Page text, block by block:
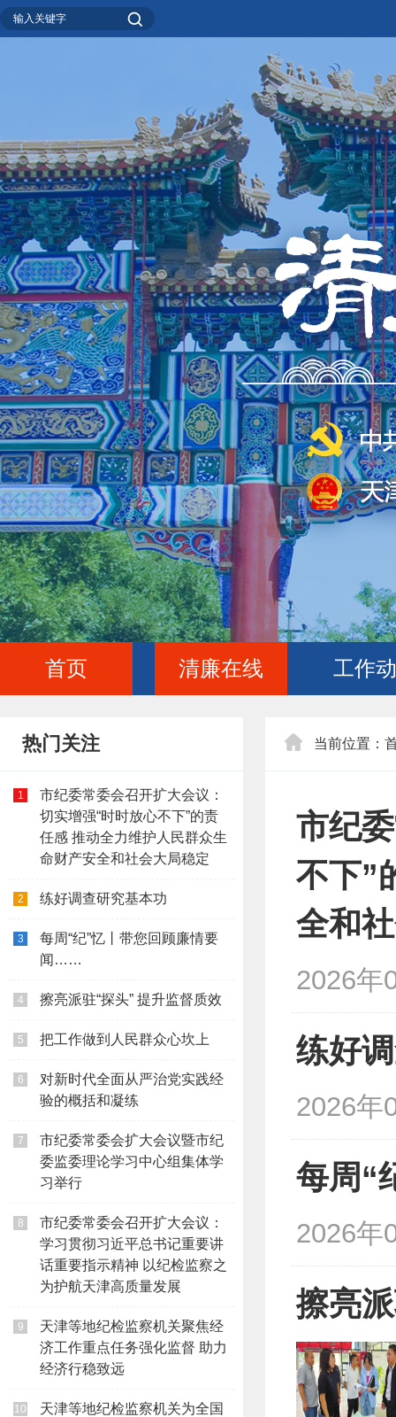
首页 清廉在线 工作
热门关注
1
市纪委常委会召开扩大会议：
切实增强“时时放心不下”的责
任感 推动全力维护人民群众生
命财产安全和社会大局稳定
2 练好调查研究基本功
3
每周“纪”忆丨带您回顾廉情要
闻……
4 擦亮派驻“探头” 提升监督质效
5 把工作做到人民群众心坎上
6
对新时代全面从严治党实践经
验的概括和凝练
7
市纪委常委会扩大会议暨市纪
委监委理论学习中心组集体学
习举行
8
市纪委常委会召开扩大会议：
学习贯彻习近平总书记重要讲
话重要指示精神 以纪检监察之
为护航天津高质量发展
9
天津等地纪检监察机关聚焦经
济工作重点任务强化监督 助力
经济行稳致远
10
天津等地纪检监察机关为全国
当前位置：
市纪
不下”
全和
2026
练好
2026
每周“
2026
擦亮